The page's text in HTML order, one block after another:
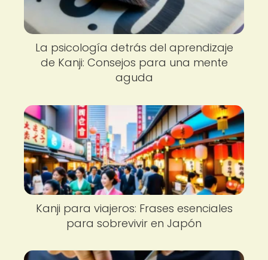
La psicología detrás del aprendizaje
de Kanji: Consejos para una mente
aguda
Kanji para viajeros: Frases esenciales
para sobrevivir en Japón